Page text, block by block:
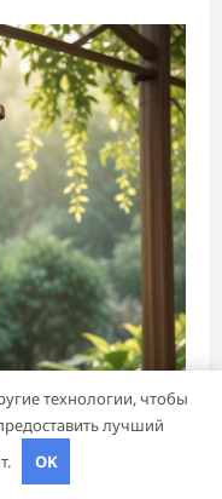
технологии, чтобы
лучший
OK